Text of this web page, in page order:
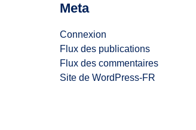
Meta
Connexion
Flux des publications
Flux des commentaires
Site de WordPress-FR